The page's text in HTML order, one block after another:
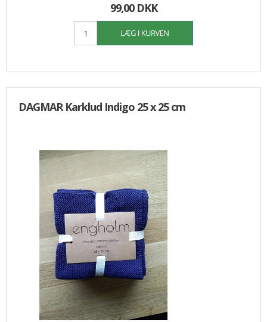
99,00 DKK
DAGMAR Karklud Indigo 25 x 25 cm